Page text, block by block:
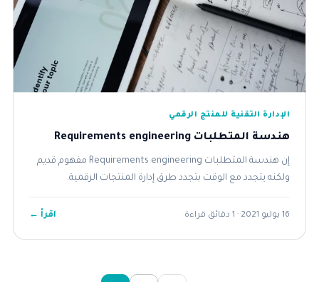
الإدارة التقنية للمنتج الرقمي
هندسة المتطلبات Requirements engineering
إن هندسة المتطلبات Requirements engineering مفهوم قديم
ولكنه يتجدد مع الوقت بتجدد طرق إدارة المنتجات الرقمية.
16 يوليو 2021 · 1 دقائق قراءة اقرأ ←